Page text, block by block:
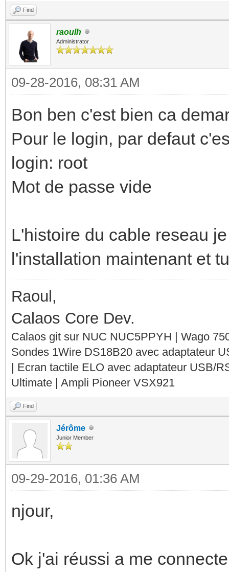
Find
raoulh
Administrator
09-28-2016, 08:31 AM
Bon ben c'est bien ca
Pour le login, par defaut
login: root
Mot de passe vide
L'histoire du cable reseau
l'installation maintenant et
Raoul,
Calaos Core Dev.
Calaos git sur NUC NUC5PPYH | Wago
Sondes 1Wire DS18B20 avec adaptateur
| Ecran tactile ELO avec adaptateur USB/
Ultimate | Ampli Pioneer VSX921
Find
Jérôme
Junior Member
09-29-2016, 01:36 AM
njour,
Ok j'ai réussi a me